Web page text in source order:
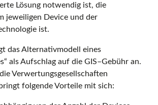
Lösung notwendig ist, die
jeweiligen Device und der
ist.
das Alternativmodell eines
als Aufschlag auf die GIS–Gebühr an.
Verwertungsgesellschaften
folgende Vorteile mit sich: